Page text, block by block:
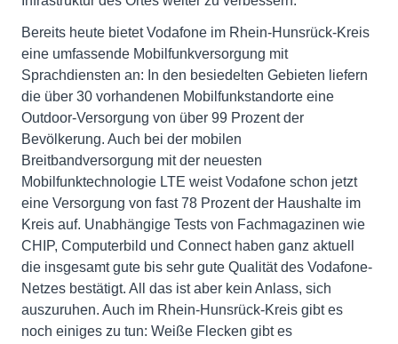
Bereits heute bietet Vodafone im Rhein-Hunsrück-Kreis
eine umfassende Mobilfunkversorgung mit
Sprachdiensten an: In den besiedelten Gebieten liefern
die über 30 vorhandenen Mobilfunkstandorte eine
Outdoor-Versorgung von über 99 Prozent der
Bevölkerung. Auch bei der mobilen
Breitbandversorgung mit der neuesten
Mobilfunktechnologie LTE weist Vodafone schon jetzt
eine Versorgung von fast 78 Prozent der Haushalte im
Kreis auf. Unabhängige Tests von Fachmagazinen wie
CHIP, Computerbild und Connect haben ganz aktuell
die insgesamt gute bis sehr gute Qualität des Vodafone-
Netzes bestätigt. All das ist aber kein Anlass, sich
auszuruhen. Auch im Rhein-Hunsrück-Kreis gibt es
noch einiges zu tun: Weiße Flecken gibt es